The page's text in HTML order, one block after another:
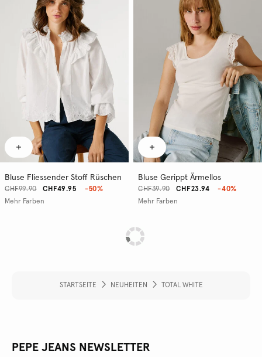
Bluse Fliessender Stoff Rüschen
CHF49.95
CHF99.90
-50%
Mehr Farben
Bluse Gerippt Ärmellos
CHF23.94
CHF39.90
-40%
Mehr Farben
STARTSEITE NEUHEITEN TOTAL WHITE
PEPE JEANS NEWSLETTER